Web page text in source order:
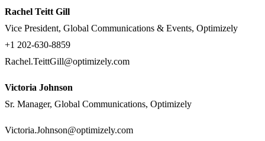
Rachel Teitt Gill
Vice President, Global Communications & Events, Optimizely
+1 202-630-8859
Rachel.TeittGill@optimizely.com
Victoria Johnson
Sr. Manager, Global Communications, Optimizely
Victoria.Johnson@optimizely.com